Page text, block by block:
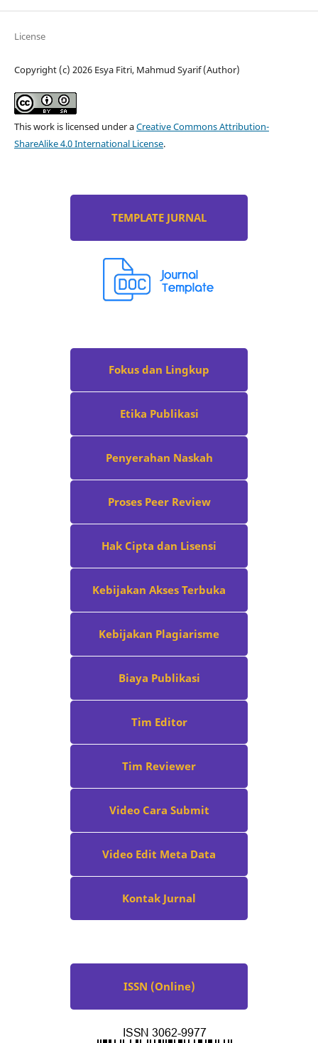
License
Copyright (c) 2026 Esya Fitri, Mahmud Syarif (Author)
This work is licensed under aCreative Commons Attribution-
ShareAlike 4.0 International License.
TEMPLATE JURNAL
Fokus dan Lingkup
Etika Publikasi
Penyerahan Naskah
Proses Peer Review
Hak Cipta dan Lisensi
Kebijakan Akses Terbuka
Kebijakan Plagiarisme
Biaya Publikasi
Tim Editor
Tim Reviewer
Video Cara Submit
Video Edit Meta Data
Kontak Jurnal
ISSN (Online)